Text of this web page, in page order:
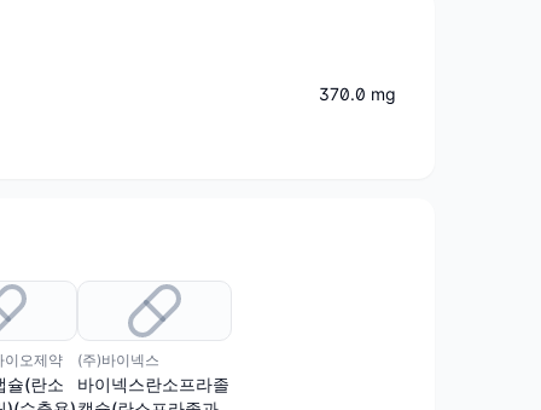
370.0 mg
이오제약
슐(란소
(주)바이넥스
바이넥스란소프라졸